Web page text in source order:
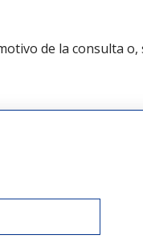
de la consulta o,